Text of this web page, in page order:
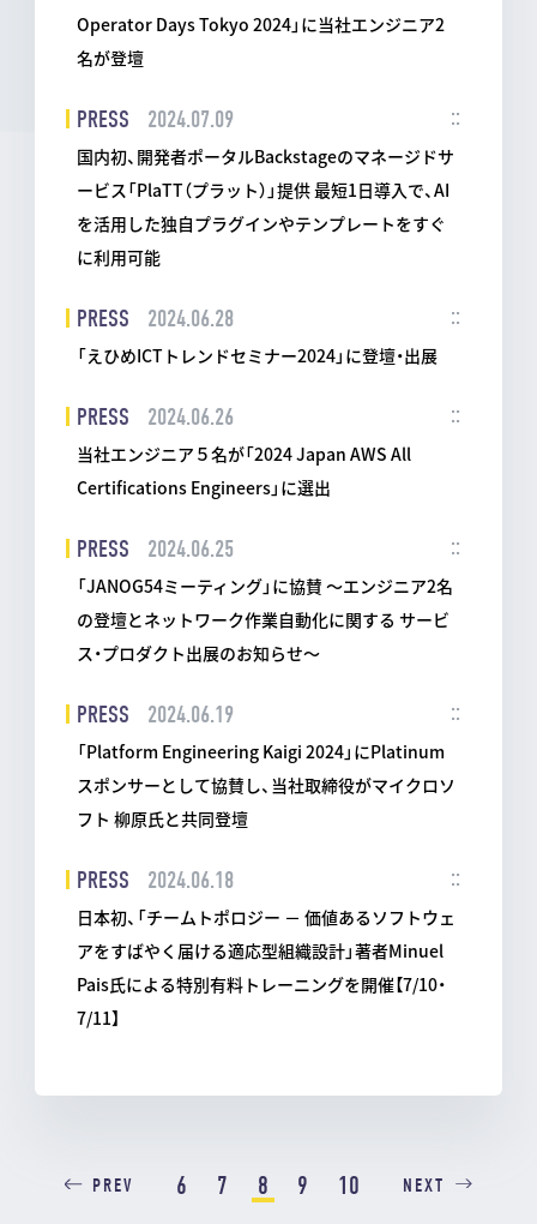
Operator Days Tokyo 2024」に当社エンジニア2
名が登壇
PRESS 2024.07.09
国内初、開発者ポータルBackstageのマネージドサ
ービス「PlaTT（プラット）」提供 最短1日導入で、AI
を活用した独自プラグインやテンプレートをすぐ
に利用可能
PRESS 2024.06.28
「えひめICTトレンドセミナー2024」に登壇・出展
PRESS 2024.06.26
当社エンジニア５名が「2024 Japan AWS All
Certifications Engineers」に選出
PRESS 2024.06.25
「JANOG54ミーティング」に協賛 ～エンジニア2名
の登壇とネットワーク作業自動化に関する サービ
ス・プロダクト出展のお知らせ～
PRESS 2024.06.19
「Platform Engineering Kaigi 2024」にPlatinum
スポンサーとして協賛し、当社取締役がマイクロソ
フト 柳原氏と共同登壇
PRESS 2024.06.18
日本初、「チームトポロジー － 価値あるソフトウェ
アをすばやく届ける適応型組織設計」著者Minuel
Pais氏による特別有料トレーニングを開催【7/10・
7/11】
PREV 6 7 8 9 10 NEXT